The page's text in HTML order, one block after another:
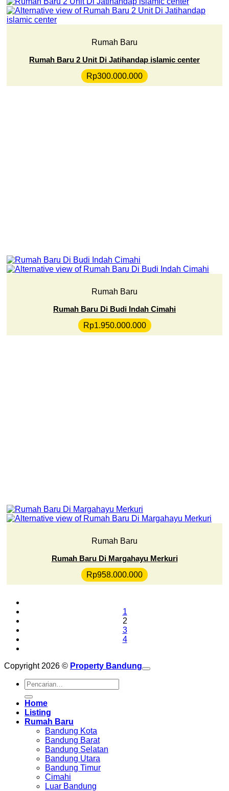
Rumah Baru
Rumah Baru 2 Unit Di Jatihandap islamic center
Rp300.000.000
Rumah Baru
Rumah Baru Di Budi Indah Cimahi
Rp1.950.000.000
Rumah Baru
Rumah Baru Di Margahayu Merkuri
Rp958.000.000
1
2
3
4
Copyright 2026 © Property Bandung
Pencarian
untuk:
Home
Listing
Rumah Baru
Bandung Kota
Bandung Barat
Bandung Selatan
Bandung Utara
Bandung Timur
Cimahi
Luar Bandung